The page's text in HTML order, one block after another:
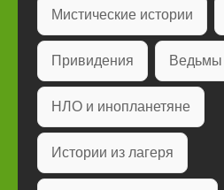
Мистические истории
Привидения Ведьмы
НЛО и инопланетяне
Истории из лагеря